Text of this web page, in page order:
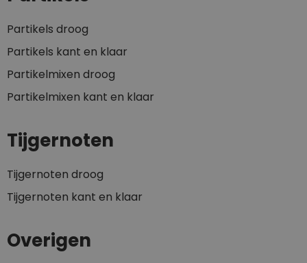
Partikels droog
Partikels kant en klaar
Partikelmixen droog
Partikelmixen kant en klaar
Tijgernoten
Tijgernoten droog
Tijgernoten kant en klaar
Overigen